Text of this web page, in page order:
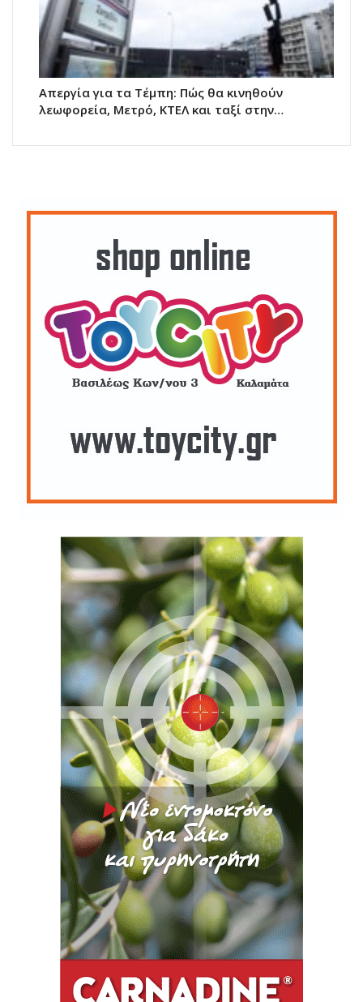
Απεργία για τα Τέμπη: Πώς θα κινηθούν
λεωφορεία, Μετρό, ΚΤΕΛ και ταξί στην…